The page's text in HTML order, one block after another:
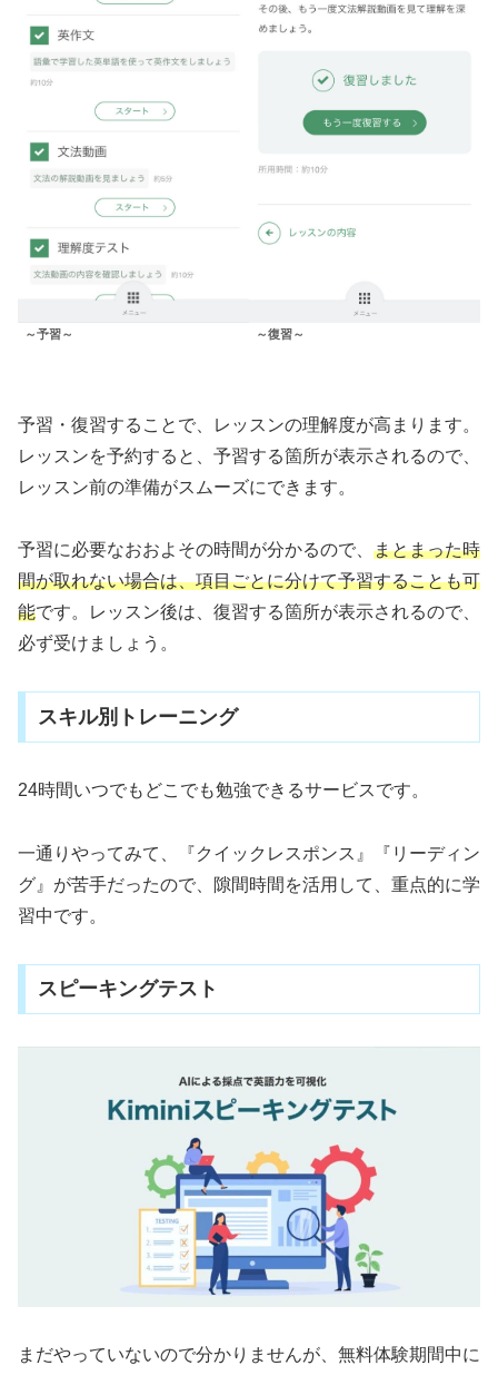
～予習～ ～復習～
予習・復習することで、レッスンの理解度が高まります。
レッスンを予約すると、予習する箇所が表示されるので、
レッスン前の準備がスムーズにできます。
予習に必要なおおよその時間が分かるので、 まとまった時
間が取れない場合は、項目ごとに分けて予習することも可
能です。レッスン後は、復習する箇所が表示されるので、
必ず受けましょう。
スキル別トレーニング
24時間いつでもどこでも勉強できるサービスです。
一通りやってみて、『クイックレスポンス』『リーディン
グ』が苦手だったので、隙間時間を活用して、重点的に学
習中です。
スピーキングテスト
まだやっていないので分かりませんが、無料体験期間中に